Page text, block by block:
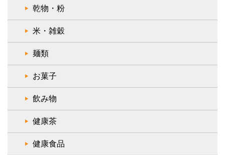
乾物・粉
米・雑穀
麺類
お菓子
飲み物
健康茶
健康食品